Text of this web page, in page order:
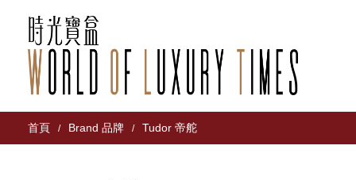
首頁 / Brand 品牌 / Tudor 帝舵